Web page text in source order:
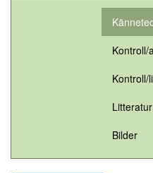
Kontroll/
Kontroll/
Bilder